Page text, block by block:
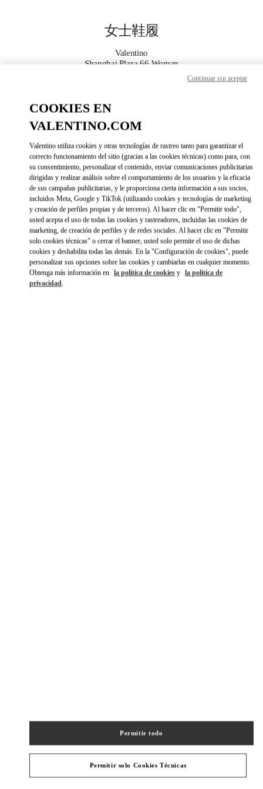
女士鞋履
Valentino
Shanghai Plaza 66 Woman
更多细节
DIRECCIONESLINK OPENS IN
Link Opens in New Tab
ABIERTO AHORA- CIERRA A LAS 11:00 PM
SHANGHAI IFC
COOKIES EN
VALENTINO.COM
Valentino utiliza cookies y otras tecnologías de rastreo tanto para garantizar el
correcto funcionamiento del sitio (gracias a las cookies técnicas) como para, con
su consentimiento, personalizar el contenido, enviar comunicaciones publicitarias
dirigidas y realizar análisis sobre el comportamiento de los usuarios y la eficacia
de sus campañas publicitarias, y le proporciona cierta información a sus socios,
incluidos Meta, Google y TikTok (utilizando cookies y tecnologías de marketing
y creación de perfiles propias y de terceros). Al hacer clic en "Permitir todo",
usted acepta el uso de todas las cookies y rastreadores, incluidas las cookies de
marketing, de creación de perfiles y de redes sociales. Al hacer clic en "Permitir
solo cookies técnicas" o cerrar el banner, usted solo permite el uso de dichas
cookies y deshabilita todas las demás. En la "Configuración de cookies", puede
personalizar sus opciones sobre las cookies y cambiarlas en cualquier momento.
Obtenga más información en la política de cookies y la política de
privacidad.
Permitir solo Cookies Técnicas
Permitir todo
Continuar sin aceptar